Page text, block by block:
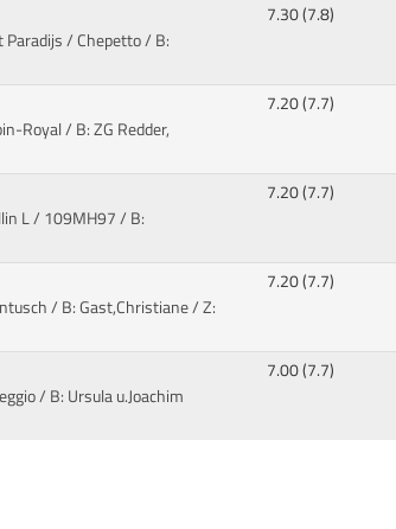
/ Chepetto/ B:
7.30 (7.8)
Royal/ B: ZG Redder,
7.20 (7.7)
L/ 109MH97 / B:
7.20 (7.7)
/ B: Gast,Christiane / Z:
7.20 (7.7)
/ B: Ursula u.Joachim
7.00 (7.7)